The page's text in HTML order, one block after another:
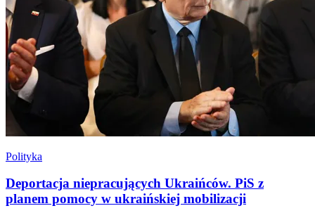
Polityka
Deportacja niepracujących Ukraińców. PiS z
planem pomocy w ukraińskiej mobilizacji